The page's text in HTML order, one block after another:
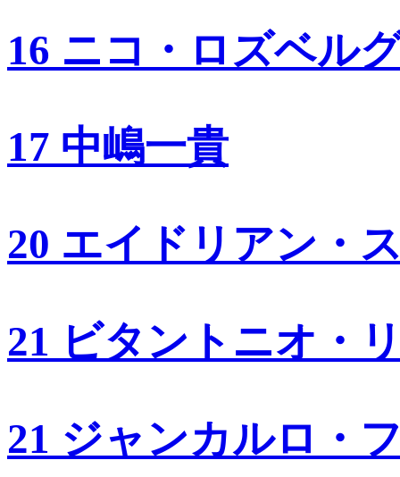
16 ニコ・ロズベル
17 中嶋一貴
20 エイドリアン・
21 ビタントニオ・
21 ジャンカルロ・